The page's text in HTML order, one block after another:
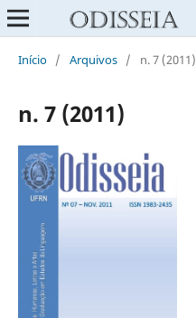
Início / Arquivos / n. 7 (2011)
n. 7 (2011)